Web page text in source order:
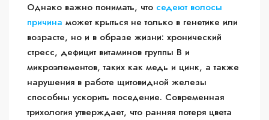
Однако важно понимать, что седеют волосы
причина может крыться не только в генетике или
возрасте, но и в образе жизни: хронический
стресс, дефицит витаминов группы B и
микроэлементов, таких как медь и цинк, а также
нарушения в работе щитовидной железы
способны ускорить поседение. Современная
трихология утверждает, что ранняя потеря цвета